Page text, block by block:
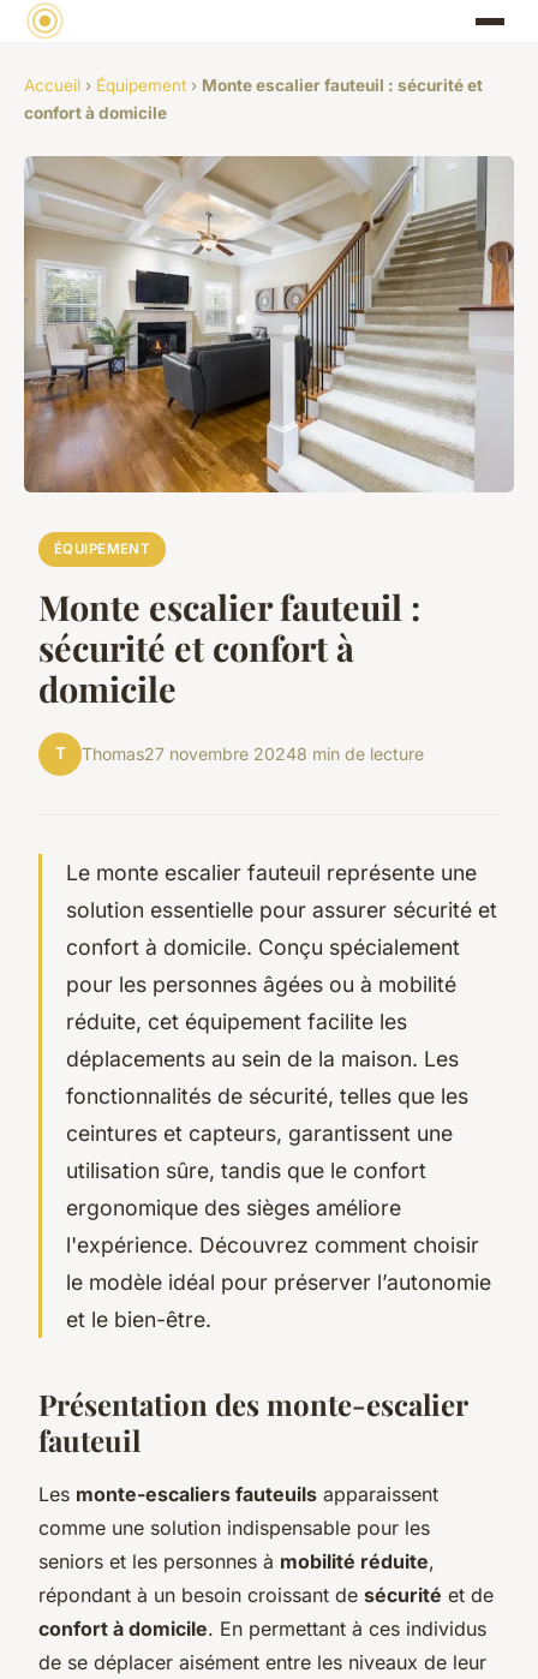
Accueil › Équipement › Monte escalier fauteuil : sécurité et
confort à domicile
ÉQUIPEMENT
Monte escalier fauteuil :
sécurité et confort à
domicile
T Thomas27 novembre 20248 min de lecture
Le monte escalier fauteuil représente une
solution essentielle pour assurer sécurité et
confort à domicile. Conçu spécialement
pour les personnes âgées ou à mobilité
réduite, cet équipement facilite les
déplacements au sein de la maison. Les
fonctionnalités de sécurité, telles que les
ceintures et capteurs, garantissent une
utilisation sûre, tandis que le confort
ergonomique des sièges améliore
l'expérience. Découvrez comment choisir
le modèle idéal pour préserver l’autonomie
et le bien-être.
Présentation des monte-escalier
fauteuil
Les monte-escaliers fauteuils apparaissent
comme une solution indispensable pour les
seniors et les personnes à mobilité réduite,
répondant à un besoin croissant de sécurité et de
confort à domicile. En permettant à ces individus
de se déplacer aisément entre les niveaux de leur